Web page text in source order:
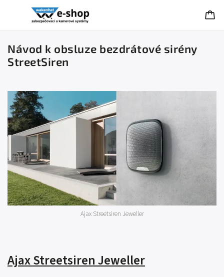
Návod k obsluze bezdrátové sirény
StreetSiren
Ajax Streetsiren Jeweller
Ajax Streetsiren Jeweller